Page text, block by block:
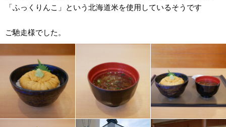
「ふっくりんこ」という北海道米を使用しているそうです
ご馳走様でした。